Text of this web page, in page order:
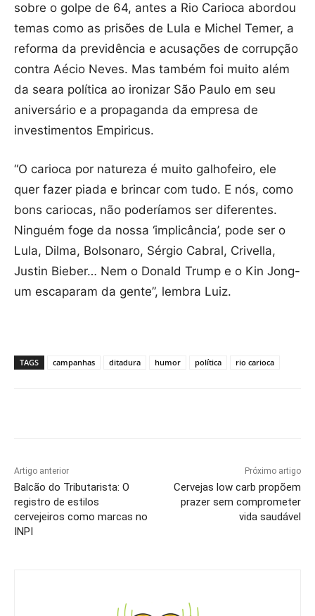
sobre o golpe de 64, antes a Rio Carioca abordou
temas como as prisões de Lula e Michel Temer, a
reforma da previdência e acusações de corrupção
contra Aécio Neves. Mas também foi muito além
da seara política ao ironizar São Paulo em seu
aniversário e a propaganda da empresa de
investimentos Empiricus.
“O carioca por natureza é muito galhofeiro, ele
quer fazer piada e brincar com tudo. E nós, como
bons cariocas, não poderíamos ser diferentes.
Ninguém foge da nossa ‘implicância’, pode ser o
Lula, Dilma, Bolsonaro, Sérgio Cabral, Crivella,
Justin Bieber… Nem o Donald Trump e o Kin Jong-
um escaparam da gente”, lembra Luiz.
TAGS campanhas ditadura humor política rio carioca
Artigo anterior
Balcão do Tributarista: O
registro de estilos
cervejeiros como marcas no
INPI
Próximo artigo
Cervejas low carb propõem
prazer sem comprometer
vida saudável